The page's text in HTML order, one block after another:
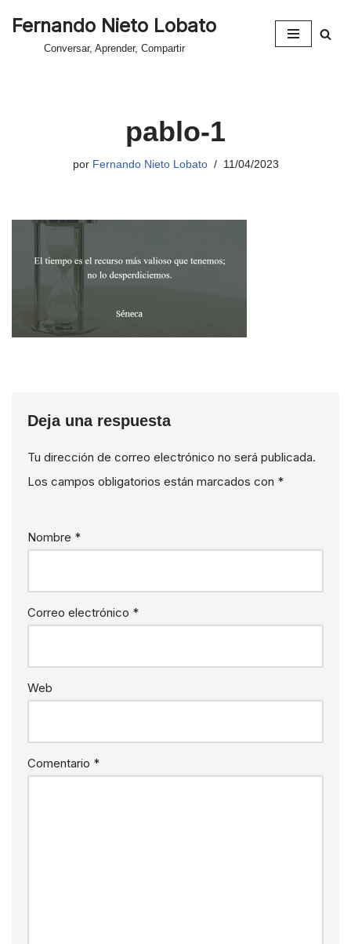
Fernando Nieto Lobato
Conversar, Aprender, Compartir
pablo-1
por Fernando Nieto Lobato 11/04/2023
Deja una respuesta
Tu dirección de correo electrónico no será publicada.
Los campos obligatorios están marcados con *
Nombre *
Correo electrónico *
Web
Comentario *